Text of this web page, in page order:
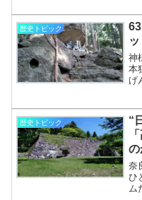
の
え
を
熊
宮
で
は
歴史トピック
神
本
げ
（
ま
動
て
～
歴史トピック
“
の
奈
ひ
ム